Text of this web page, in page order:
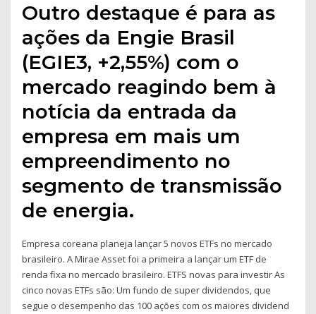
Outro destaque é para as
ações da Engie Brasil
(EGIE3, +2,55%) com o
mercado reagindo bem à
notícia da entrada da
empresa em mais um
empreendimento no
segmento de transmissão
de energia.
Empresa coreana planeja lançar 5 novos ETFs no mercado
brasileiro. A Mirae Asset foi a primeira a lançar um ETF de
renda fixa no mercado brasileiro. ETFS novas para investir As
cinco novas ETFs são: Um fundo de super dividendos, que
segue o desempenho das 100 ações com os maiores dividend